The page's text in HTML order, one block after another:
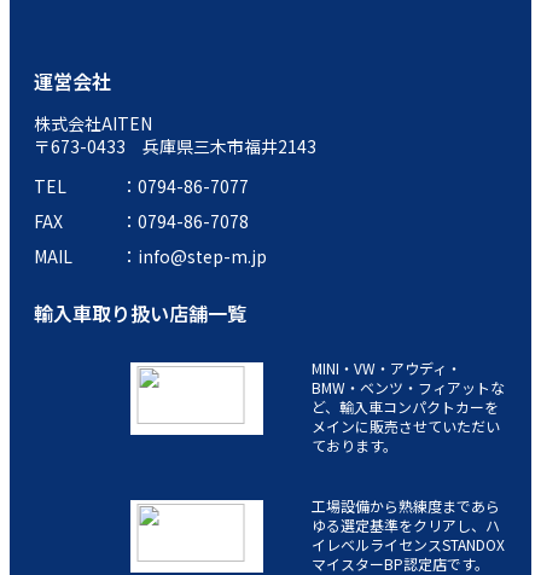
運営会社
株式会社AITEN
〒673-0433 兵庫県三木市福井2143
TEL
0794-86-7077
FAX
0794-86-7078
MAIL
info@step-m.jp
輸入車取り扱い店舗一覧
MINI・VW・アウディ・
BMW・ベンツ・フィアットな
ど、輸入車コンパクトカーを
メインに販売させていただい
ております。
工場設備から熟練度まであら
ゆる選定基準をクリアし、ハ
イレベルライセンスSTANDOX
マイスターBP認定店です。